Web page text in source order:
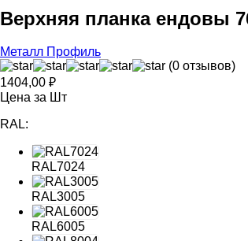
Верхняя планка ендовы
Металл Профиль
(0 отзывов)
1404,00 ₽
Цена за Шт
RAL:
RAL7024
RAL3005
RAL6005